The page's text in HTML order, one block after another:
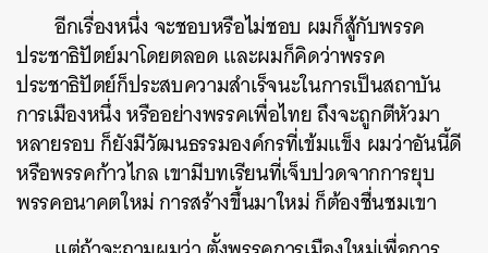
อีกเรื่องหนึ่ง จะชอบหรือไม่ชอบ ผมก็สู้กับพรรค
ประชาธิปัตย์มาโดยตลอด และผมก็คิดว่าพรรค
ประชาธิปัตย์ก็ประสบความสำเร็จนะในการเป็นสถาบัน
การเมืองหนึ่ง หรืออย่างพรรคเพื่อไทย ถึงจะถูกตีหัวมา
หลายรอบ ก็ยังมีวัฒนธรรมองค์กรที่เข้มแข็ง ผมว่าอันนี้ดี
หรือพรรคก้าวไกล เขามีบทเรียนที่เจ็บปวดจากการยุบ
พรรคอนาคตใหม่ การสร้างขึ้นมาใหม่ ก็ต้องชื่นชมเขา
SHARE TWEET LINE EMAIL